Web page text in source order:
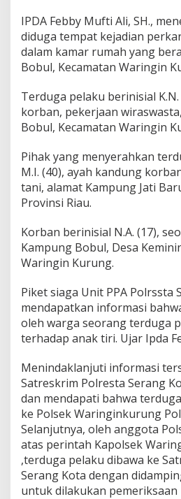
IPDA Febby Mufti Ali, SH.,
diduga tempat kejadian
dalam kamar rumah yang
Bobul, Kecamatan Waringin
Terduga pelaku berinisial
korban, pekerjaan
Bobul, Kecamatan Waringin
Pihak yang menyerahkan
M.I. (40), ayah kandung
tani, alamat Kampung Jati
Provinsi Riau.
Korban berinisial N.A. (17),
Kampung Bobul, Desa
Waringin Kurung.
Piket siaga Unit PPA Polrssta
mendapatkan informasi
oleh warga seorang terduga
terhadap anak tiri. Ujar Ipda
Menindaklanjuti informasi
Satreskrim Polresta Serang
dan mendapati bahwa
ke Polsek Waringinkurung
Selanjutnya, oleh anggota
atas perintah Kapolsek
,terduga pelaku dibawa ke
Serang Kota dengan
untuk dilakukan pemeriksaan